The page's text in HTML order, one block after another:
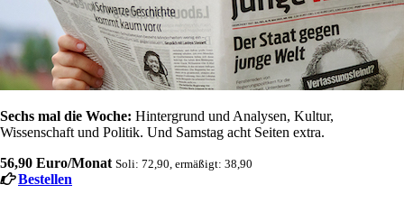
Sechs mal die Woche: Hintergrund und Analysen, Kultur,
Wissenschaft und Politik. Und Samstag acht Seiten extra.
56,90 Euro/Monat Soli: 72,90, ermäßigt: 38,90
Bestellen